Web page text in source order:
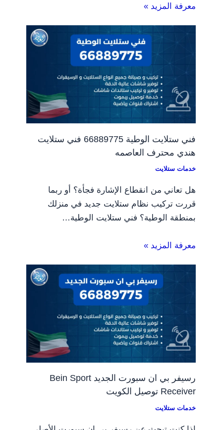
معرفة المزيد »
فني ستلايت الوطية 66889775 فني ستلايت
هندي محترف العاصمه
خدمات ستلايت
هل تعاني من انقطاع الإشارة فجأة؟ أو ربما
قررت تركيب نظام ستلايت جديد في منزلك
بمنطقة الوطية؟ فني ستلايت الوطية…
معرفة المزيد »
رسيفر بي ان سبورت الجديد Bein Sport
Receiver توصيل الكويت
خدمات ستلايت